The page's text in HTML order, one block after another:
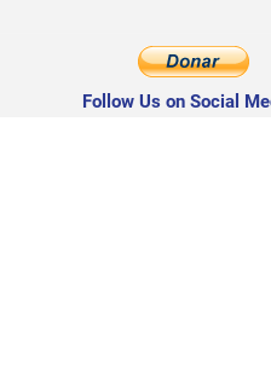
Follow Us on Social